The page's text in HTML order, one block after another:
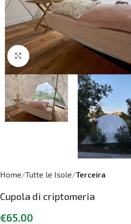
Click to enlarge
Home Tutte le Isole Terceira
Cupola di criptomeria
€65.00